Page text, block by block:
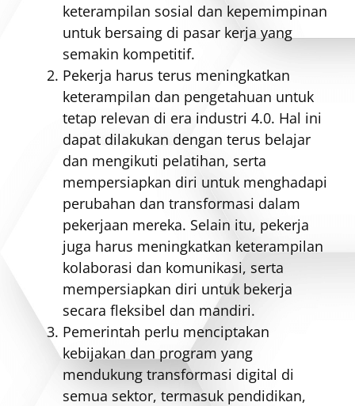
keterampilan sosial dan kepemimpinan
untuk bersaing di pasar kerja yang
semakin kompetitif.
Pekerja harus terus meningkatkan
keterampilan dan pengetahuan untuk
tetap relevan di era industri 4.0. Hal ini
dapat dilakukan dengan terus belajar
dan mengikuti pelatihan, serta
mempersiapkan diri untuk menghadapi
perubahan dan transformasi dalam
pekerjaan mereka. Selain itu, pekerja
juga harus meningkatkan keterampilan
kolaborasi dan komunikasi, serta
mempersiapkan diri untuk bekerja
secara fleksibel dan mandiri.
Pemerintah perlu menciptakan
kebijakan dan program yang
mendukung transformasi digital di
semua sektor, termasuk pendidikan,